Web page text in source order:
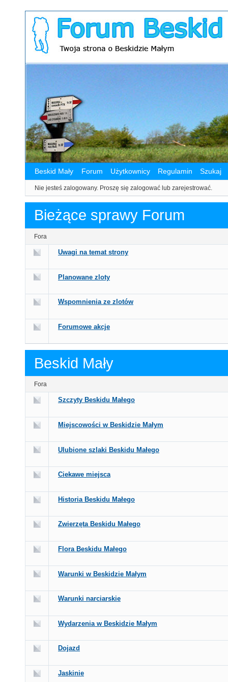
Beskid Mały Forum Użytkownicy Regulamin Szukaj
Nie jesteś zalogowany. Proszę się zalogować lub zarejestrować.
Bieżące sprawy Forum
Fora
Uwagi na temat strony
Planowane zloty
Wspomnienia ze zlotów
Forumowe akcje
Beskid Mały
Fora
Szczyty Beskidu Małego
Miejscowości w Beskidzie Małym
Ulubione szlaki Beskidu Małego
Ciekawe miejsca
Historia Beskidu Małego
Zwierzęta Beskidu Małego
Flora Beskidu Małego
Warunki w Beskidzie Małym
Warunki narciarskie
Wydarzenia w Beskidzie Małym
Dojazd
Jaskinie